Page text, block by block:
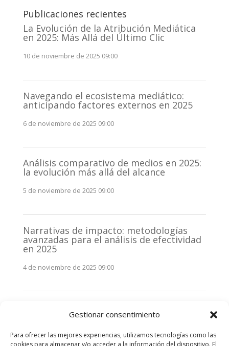
Gestionar consentimiento
Para ofrecer las mejores experiencias, utilizamos tecnologías como las
cookies para almacenar y/o acceder a la información del dispositivo. El
i
v
e
Publicaciones recientes
La Evolución de la Atribución Mediática
en 2025: Más Allá del Último Clic
10 de noviembre de 2025 09:00
Navegando el ecosistema mediático:
anticipando factores externos en 2025
6 de noviembre de 2025 09:00
Análisis comparativo de medios en 2025:
la evolución más allá del alcance
5 de noviembre de 2025 09:00
Narrativas de impacto: metodologías
avanzadas para el análisis de efectividad
en 2025
4 de noviembre de 2025 09:00
stakeholders en 2025: La clave de la
3 de noviembre de 2025 09:00